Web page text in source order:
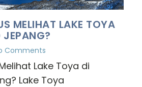
MELIHAT LAKE TOYA
Comments
Lake Toya di
Lake Toya